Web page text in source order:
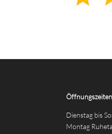
Dienstag bis
Montag